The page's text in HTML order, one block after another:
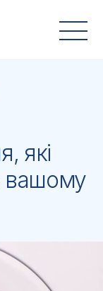
які
вашому